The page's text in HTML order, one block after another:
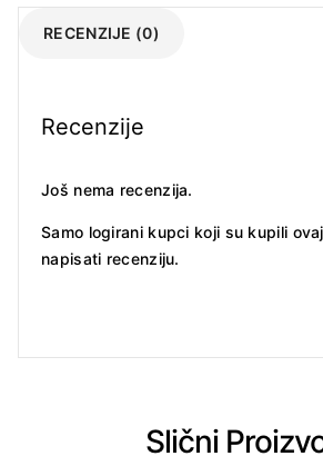
RECENZIJE (0)
Recenzije
Još nema recenzija.
Samo logirani kupci koji su kupili
napisati recenziju.
Slični